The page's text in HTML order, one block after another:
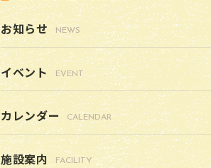
お知らせ NEWS
イベント EVENT
カレンダー CALENDAR
施設案内 FACILITY